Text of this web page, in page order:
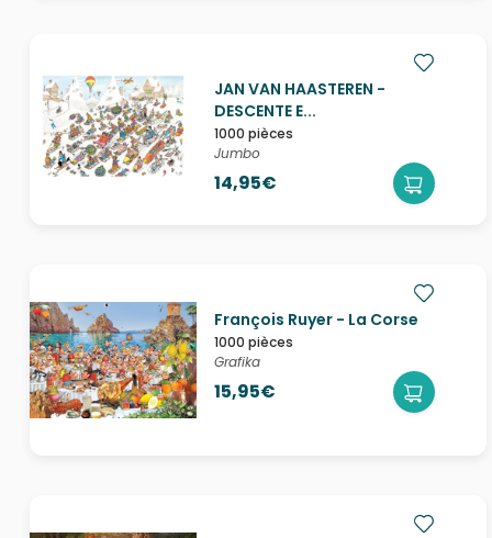
JAN VAN HAASTEREN -
DESCENTE E...
1000 pièces
Jumbo
14,95€
François Ruyer - La Corse
1000 pièces
Grafika
15,95€